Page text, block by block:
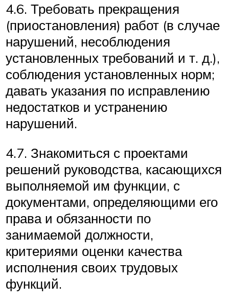
4.6. Требовать прекращения
(приостановления) работ (в случае
нарушений, несоблюдения
установленных требований и т. д.),
соблюдения установленных норм;
давать указания по исправлению
недостатков и устранению
нарушений.
4.7. Знакомиться с проектами
решений руководства, касающихся
выполняемой им функции, с
документами, определяющими его
права и обязанности по
занимаемой должности,
критериями оценки качества
исполнения своих трудовых
функций.